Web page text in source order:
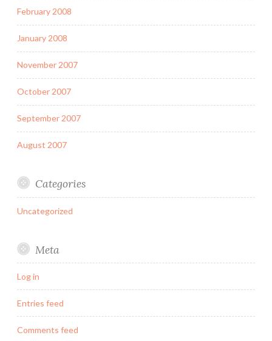
February 2008
January 2008
November 2007
October 2007
September 2007
August 2007
Categories
Uncategorized
Meta
Log in
Entries feed
Comments feed